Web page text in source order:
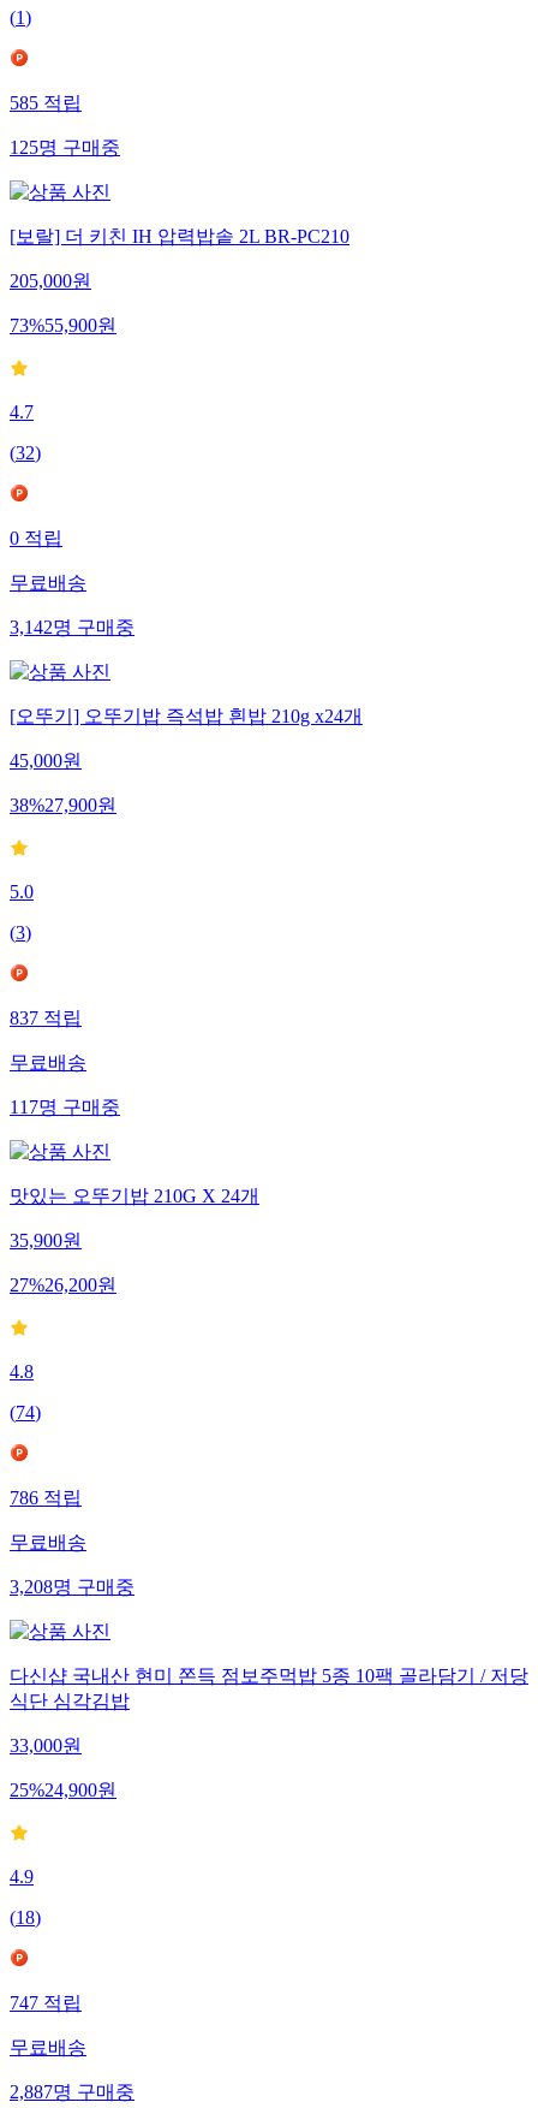
(1)
585적립
125명구매중
[보랄] 더 키친 IH 압력밥솥 2L BR-PC210
205,000원
73%55,900원
4.7
(32)
0적립
무료배송
3,142명구매중
[오뚜기] 오뚜기밥 즉석밥 흰밥 210g x24개
45,000원
38%27,900원
5.0
(3)
837적립
무료배송
117명구매중
맛있는 오뚜기밥 210G X 24개
35,900원
27%26,200원
4.8
(74)
786적립
무료배송
3,208명구매중
다신샵 국내산 현미 쫀득 점보주먹밥 5종 10팩 골라담기 / 저당
식단 심각김밥
33,000원
25%24,900원
4.9
(18)
747적립
무료배송
2,887명구매중